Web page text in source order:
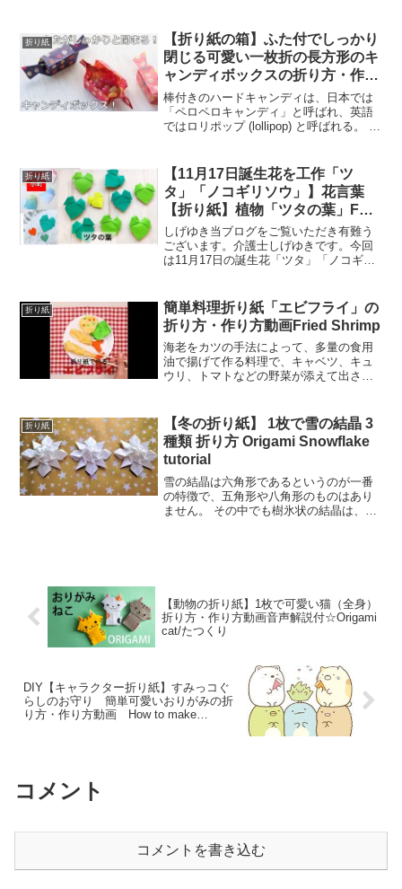
面制作などにご参考ください。9月3日の
誕生花「瓢箪(ひ...
折り紙
【折り紙の箱】ふた付でしっかり
閉じる可愛い一枚折の長方形のキ
ャンディボックスの折り方・作り
方動画 Origami candy box【音声
解説つき】/かんたん折り紙チャ
ンネル
棒付きのハードキャンディは、日本では
「ペロペロキャンディ」と呼ばれ、英語
ではロリポップ (lollipop) と呼ばれる。 ま
ポップという。 ブランド名であるポプシ
クル...
折り紙
【11月17日誕生花を工作「ツ
タ」「ノコギリソウ」】花言葉
【折り紙】植物「ツタの葉」Fold
the ivy leaves with origami
しげゆき当ブログをご覧いただき有難う
ございます。介護士しげゆきです。今回
は11月17日の誕生花「ツタ」「ノコギリ
クや、壁面制作などにご参考ください。
11月17日の誕生花...
折り紙
簡単料理折り紙「エビフライ」の
折り方・作り方動画Fried Shrimp
海老をカツの手法によって、多量の食用
油で揚げて作る料理で、キャベツ、キュ
ウリ、トマトなどの野菜が添えて出され
る。エビフライ - Wikipedia折り紙をくし
ゃくしゃに...
折り紙
【冬の折り紙】 1枚で雪の結晶 3
種類 折り方 Origami Snowflake
tutorial
雪の結晶は六角形であるというのが一番
の特徴で、五角形や八角形のものはあり
ません。 その中でも樹氷状の結晶は、軸
【動物の折り紙】1枚で可愛い猫（全身）
折り方・作り方動画音声解説付☆Origami
cat/たつくり
DIY【キャラクター折り紙】すみっコぐ
らしのお守り 簡単可愛いおりがみの折
り方・作り方動画 How to make
コメント
コメントを書き込む